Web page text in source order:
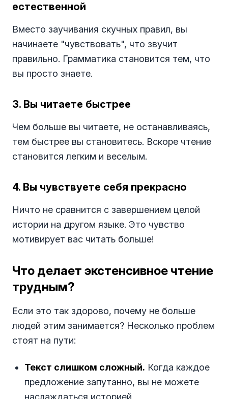
естественной
Вместо заучивания скучных правил, вы
начинаете "чувствовать", что звучит
правильно. Грамматика становится тем, что
вы просто знаете.
3. Вы читаете быстрее
Чем больше вы читаете, не останавливаясь,
тем быстрее вы становитесь. Вскоре чтение
становится легким и веселым.
4. Вы чувствуете себя прекрасно
Ничто не сравнится с завершением целой
истории на другом языке. Это чувство
мотивирует вас читать больше!
Что делает экстенсивное чтение
трудным?
Если это так здорово, почему не больше
людей этим занимается? Несколько проблем
стоят на пути:
Текст слишком сложный. Когда каждое
предложение запутанно, вы не можете
наслаждаться историей.